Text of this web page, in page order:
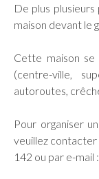
De plus
maison devant le
Cette maison
(centre-ville,
autoroutes,
Pour organiser
veuillez
142 ou par e-mail